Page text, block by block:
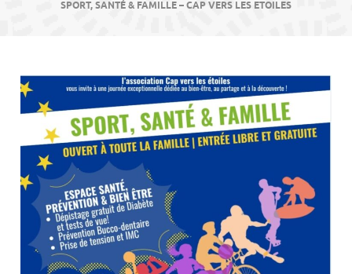
SPORT, SANTÉ & FAMILLE – CAP VERS LES ETOILES